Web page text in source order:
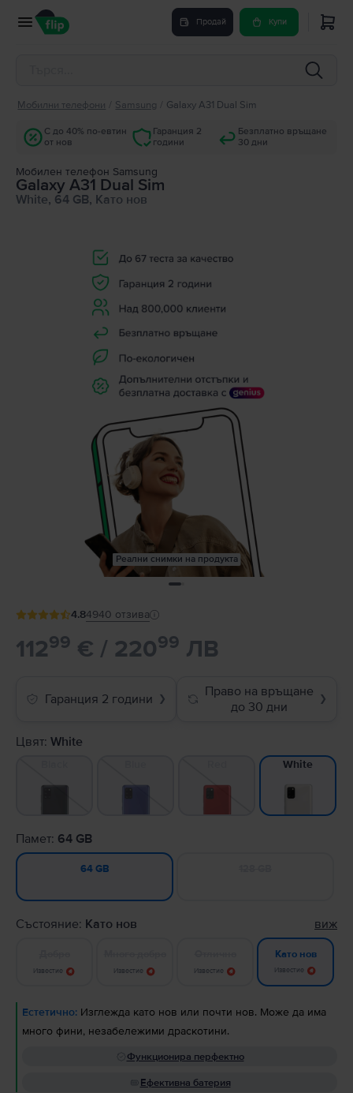
Продай Купи
Мобилни телефони Samsung Galaxy A31 Dual Sim
С до 40% по-евтин
от нов
Гаранция 2
години
Безплатно връщане
30 дни
Мобилен телефон Samsung
Galaxy A31 Dual Sim
White, 64 GB, Като нов
Реални снимки на продукта
4.84940 отзива
11299 € / 22099 ЛВ
Гаранция 2 години ❯
Право на връщане
до 30 дни
❯
Цвят: White
White
Памет: 64 GB
64 GB
Състояние: Като нов виж
Известие Известие Известие
Като нов
Известие
Естетично: Изглежда като нов или почти нов. Може да има
много фини, незабележими драскотини.
Функционира перфектно
Ефективна батерия